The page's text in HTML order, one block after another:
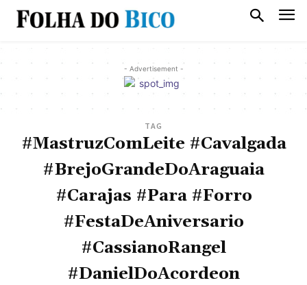
- Advertisement -
TAG
#MastruzComLeite #Cavalgada
#BrejoGrandeDoAraguaia
#Carajas #Para #Forro
#FestaDeAniversario
#CassianoRangel
#DanielDoAcordeon